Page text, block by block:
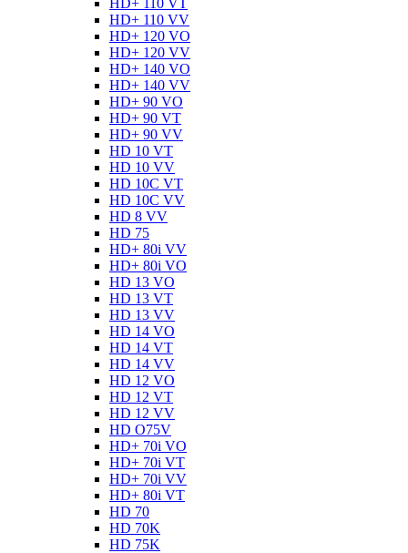
HD+ 110 VV
HD+ 120 VO
HD+ 120 VV
HD+ 140 VO
HD+ 140 VV
HD+ 90 VO
HD+ 90 VT
HD+ 90 VV
HD 10 VT
HD 10 VV
HD 10C VT
HD 10C VV
HD 8 VV
HD 75
HD+ 80i VV
HD+ 80i VO
HD 13 VO
HD 13 VT
HD 13 VV
HD 14 VO
HD 14 VT
HD 14 VV
HD 12 VO
HD 12 VT
HD 12 VV
HD O75V
HD+ 70i VO
HD+ 70i VT
HD+ 70i VV
HD+ 80i VT
HD 70
HD 70K
HD 75K